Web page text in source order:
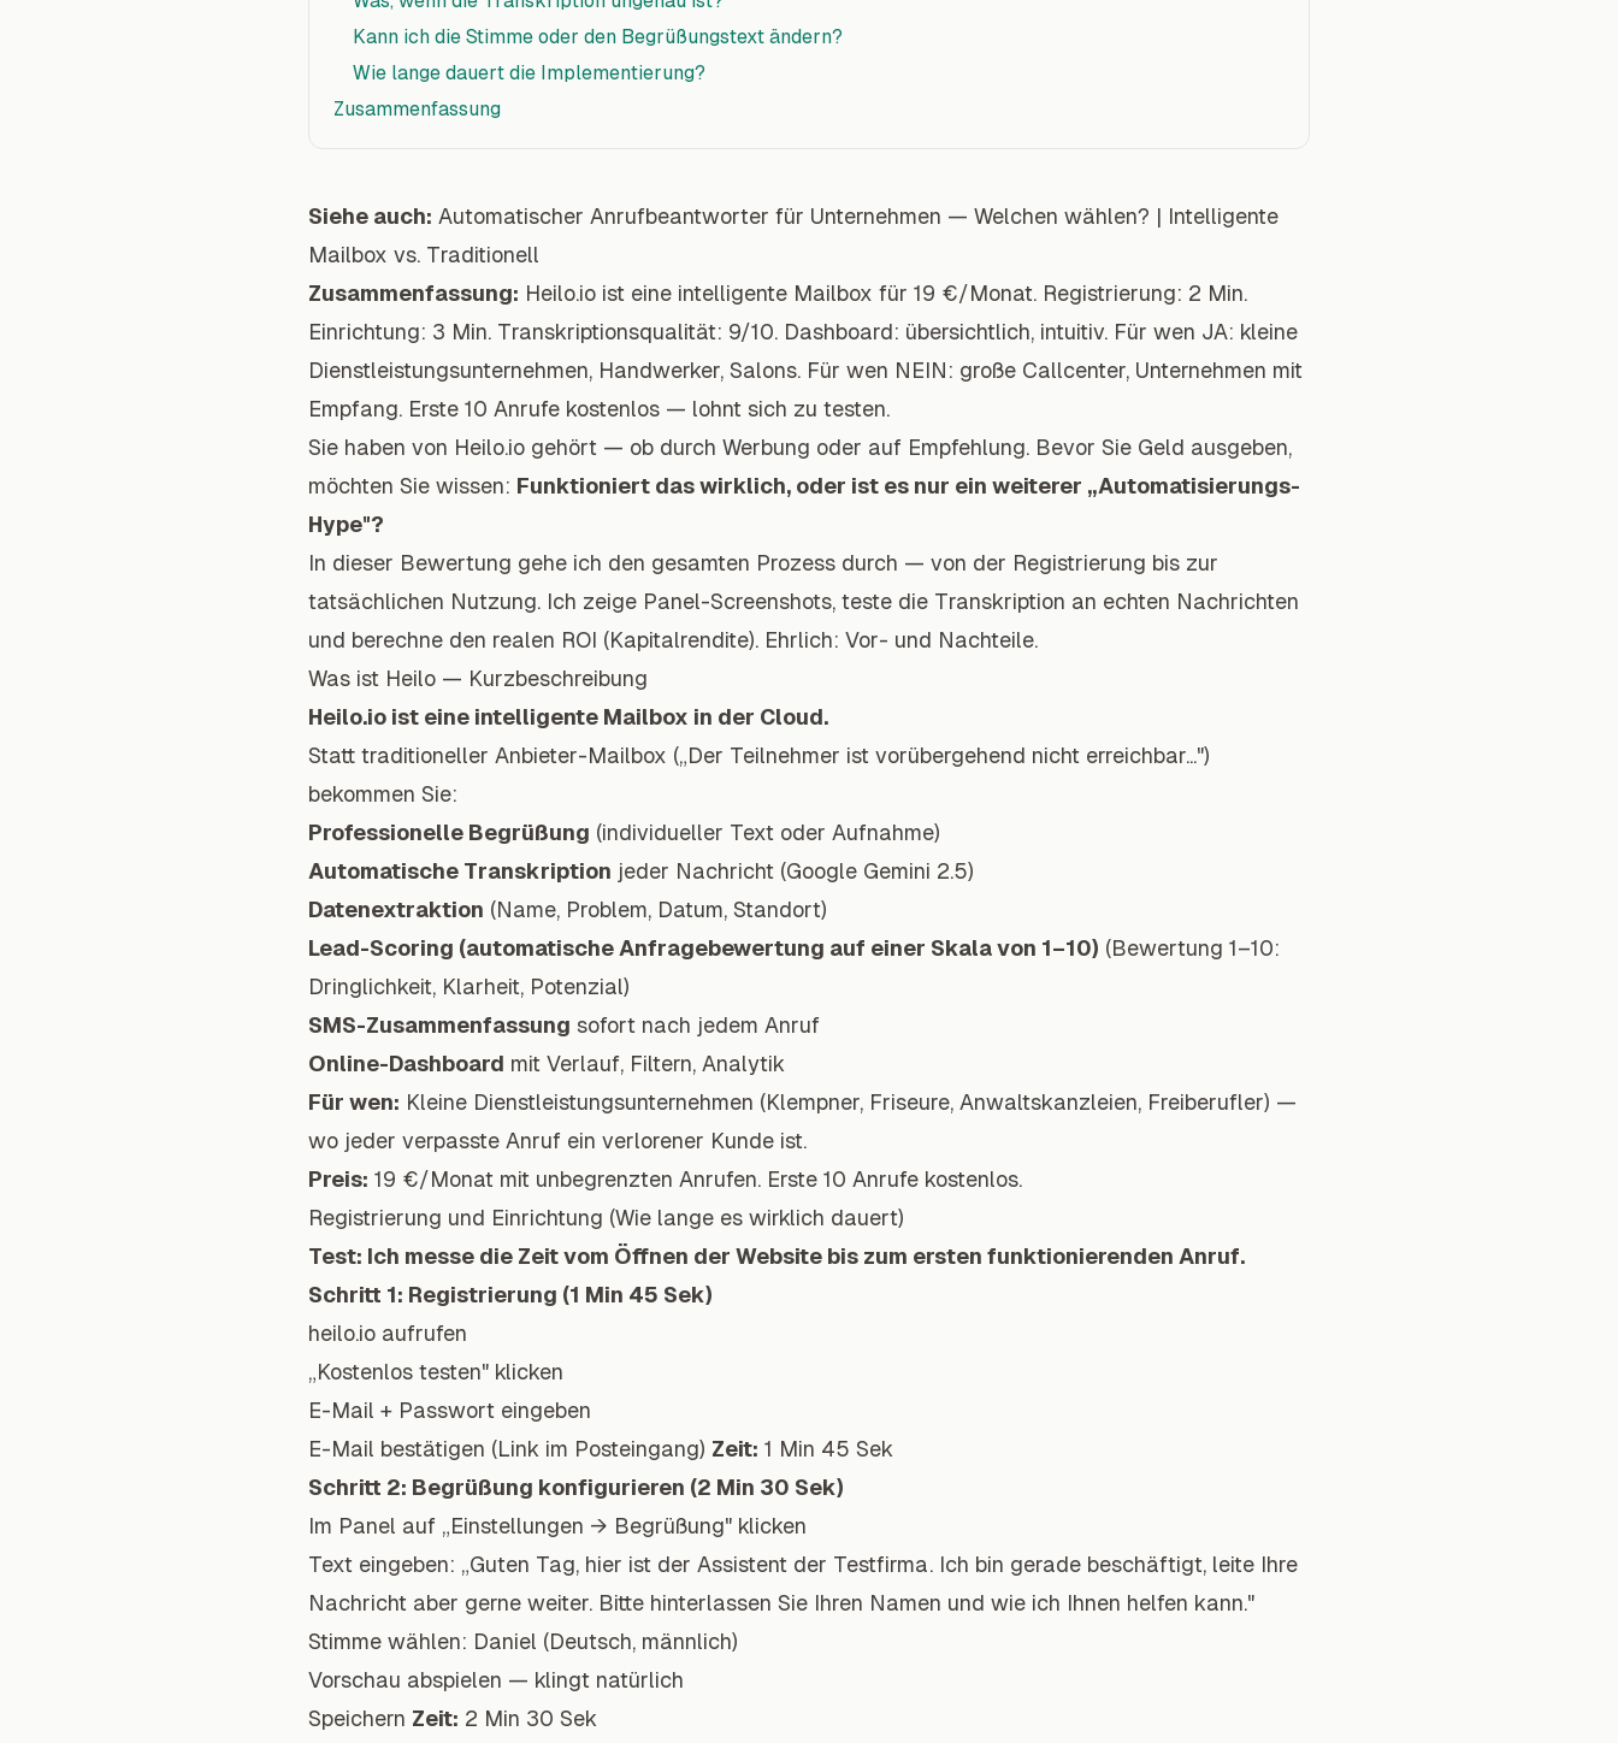
Kann ich die Stimme oder den Begrüßungstext ändern?
Wie lange dauert die Implementierung?
Zusammenfassung
Siehe auch: Automatischer Anrufbeantworter für Unternehmen — Welchen wählen? | Intelligente
Mailbox vs. Traditionell
Zusammenfassung: Heilo.io ist eine intelligente Mailbox für 19 €/Monat. Registrierung: 2 Min.
Einrichtung: 3 Min. Transkriptionsqualität: 9/10. Dashboard: übersichtlich, intuitiv. Für wen JA: kleine
Dienstleistungsunternehmen, Handwerker, Salons. Für wen NEIN: große Callcenter, Unternehmen mit
Empfang. Erste 10 Anrufe kostenlos — lohnt sich zu testen.
Sie haben von Heilo.io gehört — ob durch Werbung oder auf Empfehlung. Bevor Sie Geld ausgeben,
möchten Sie wissen: Funktioniert das wirklich, oder ist es nur ein weiterer „Automatisierungs-
Hype"?
In dieser Bewertung gehe ich den gesamten Prozess durch — von der Registrierung bis zur
tatsächlichen Nutzung. Ich zeige Panel-Screenshots, teste die Transkription an echten Nachrichten
und berechne den realen ROI (Kapitalrendite). Ehrlich: Vor- und Nachteile.
Was ist Heilo — Kurzbeschreibung
Heilo.io ist eine intelligente Mailbox in der Cloud.
Statt traditioneller Anbieter-Mailbox („Der Teilnehmer ist vorübergehend nicht erreichbar...")
bekommen Sie:
Professionelle Begrüßung (individueller Text oder Aufnahme)
Automatische Transkription jeder Nachricht (Google Gemini 2.5)
Datenextraktion (Name, Problem, Datum, Standort)
Lead-Scoring (automatische Anfragebewertung auf einer Skala von 1–10) (Bewertung 1–10:
Dringlichkeit, Klarheit, Potenzial)
SMS-Zusammenfassung sofort nach jedem Anruf
Online-Dashboard mit Verlauf, Filtern, Analytik
Für wen: Kleine Dienstleistungsunternehmen (Klempner, Friseure, Anwaltskanzleien, Freiberufler) —
wo jeder verpasste Anruf ein verlorener Kunde ist.
Preis: 19 €/Monat mit unbegrenzten Anrufen. Erste 10 Anrufe kostenlos.
Registrierung und Einrichtung (Wie lange es wirklich dauert)
Test: Ich messe die Zeit vom Öffnen der Website bis zum ersten funktionierenden Anruf.
Schritt 1: Registrierung (1 Min 45 Sek)
heilo.io aufrufen
„Kostenlos testen" klicken
E-Mail + Passwort eingeben
E-Mail bestätigen (Link im Posteingang) Zeit: 1 Min 45 Sek
Schritt 2: Begrüßung konfigurieren (2 Min 30 Sek)
Im Panel auf „Einstellungen → Begrüßung" klicken
Text eingeben: „Guten Tag, hier ist der Assistent der Testfirma. Ich bin gerade beschäftigt, leite Ihre
Nachricht aber gerne weiter. Bitte hinterlassen Sie Ihren Namen und wie ich Ihnen helfen kann."
Stimme wählen: Daniel (Deutsch, männlich)
Vorschau abspielen — klingt natürlich
Speichern Zeit: 2 Min 30 Sek